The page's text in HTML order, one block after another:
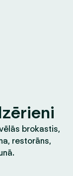
brokastis,
restorāns,